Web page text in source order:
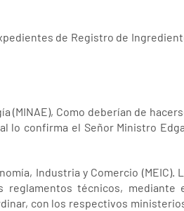
de Registro de
(MINAE), Como deberían de
lo confirma el Señor Ministro
Industria y Comercio (MEIC).
técnicos, mediante
con los respectivos